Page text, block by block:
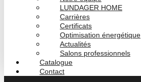
LUNDAGER HOME
Carrières
Certificats
Optimisation énergétique
Actualités
Salons professionnels
Catalogue
Contact